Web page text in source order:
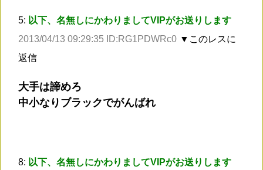
5: 以下、名無しにかわりましてVIPがお送りします
2013/04/13 09:29:35 ID:RG1PDWRc0 ▼このレスに
返信
大手は諦めろ
中小なりブラックでがんばれ
8: 以下、名無しにかわりましてVIPがお送りします